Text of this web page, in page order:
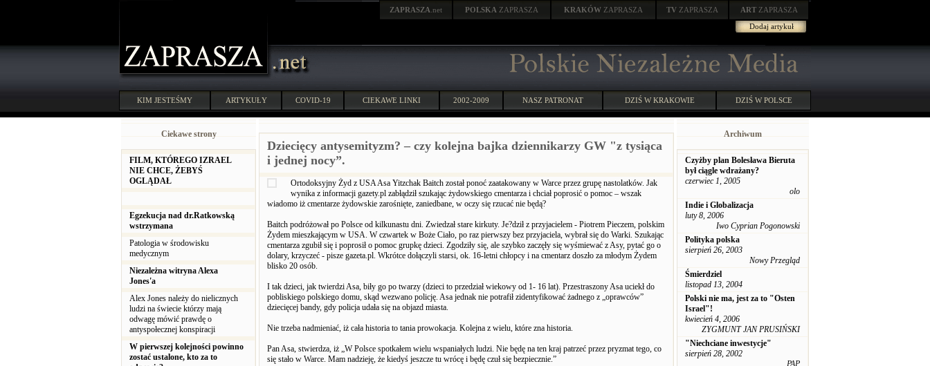
ZAPRASZA .net POLSKA ZAPRASZA KRAKÓW ZAPRASZA TV ZAPRASZA ART ZAPRASZA
Dodaj artykuł
KIM JESTEŚMY ARTYKUŁY COVID-19 CIEKAWE LINKI 2002-2009 NASZ PATRONAT DZIŚ W KRAKOWIE DZIŚ W POLSCE
Ciekawe strony
FILM, KTÓREGO IZRAEL
NIE CHCE, ŻEBYŚ
OGLĄDAŁ
Egzekucja nad dr.Ratkowską
wstrzymana
Patologia w środowisku
medycznym
Niezależna witryna Alexa
Jones'a
Alex Jones należy do nielicznych
ludzi na świecie którzy mają
odwagę mówić prawdę o
antyspołecznej konspiracji
W pierwszej kolejności powinno
zostać ustalone, kto za to
Dziecięcy antysemityzm? – czy kolejna bajka dziennikarzy GW "z tysiąca
i jednej nocy”.
Ortodoksyjny Żyd z USA Asa Yitzchak Baitch został ponoć zaatakowany w Warce przez grupę nastolatków. Jak
wynika z informacji gazety.pl zabłądził szukając żydowskiego cmentarza i chciał poprosić o pomoc – wszak
wiadomo iż cmentarze żydowskie zarośnięte, zaniedbane, w oczy się rzucać nie będą?
Baitch podróżował po Polsce od kilkunastu dni. Zwiedzał stare kirkuty. Je?dził z przyjacielem - Piotrem Pieczem, polskim
Żydem mieszkającym w USA. W czwartek w Boże Ciało, po raz pierwszy bez przyjaciela, wybrał się do Warki. Szukając
cmentarza zgubił się i poprosił o pomoc grupkę dzieci. Zgodziły się, ale szybko zaczęły się wyśmiewać z Asy, pytać go o
dolary, krzyczeć - pisze gazeta.pl. Wkrótce dołączyli starsi, ok. 16-letni chłopcy i na cmentarz doszło za młodym Żydem
blisko 20 osób.
I tak dzieci, jak twierdzi Asa, biły go po twarzy (dzieci to przedział wiekowy od 1- 16 lat). Przestraszony Asa uciekł do
pobliskiego polskiego domu, skąd wezwano policję. Asa jednak nie potrafił zidentyfikować żadnego z „oprawców”
dziecięcej bandy, gdy policja udała się na objazd miasta.
Nie trzeba nadmieniać, iż cała historia to tania prowokacja. Kolejna z wielu, które zna historia.
Pan Asa, stwierdza, iż „W Polsce spotkałem wielu wspaniałych ludzi. Nie będę na ten kraj patrzeć przez pryzmat tego, co
się stało w Warce. Mam nadzieję, że kiedyś jeszcze tu wrócę i będę czuł się bezpiecznie.”
Archiwum
Czyżby plan Bolesława Bieruta
był ciągle wdrażany?
czerwiec 1, 2005
olo
Indie i Globalizacja
luty 8, 2006
Iwo Cyprian Pogonowski
Polityka polska
sierpień 26, 2003
Nowy Przegląd
Śmierdziel
listopad 13, 2004
Polski nie ma, jest za to "Osten
Israel"!
kwiecień 4, 2006
ZYGMUNT JAN PRUSIŃSKI
"Niechciane inwestycje"
sierpień 28, 2002
PAP